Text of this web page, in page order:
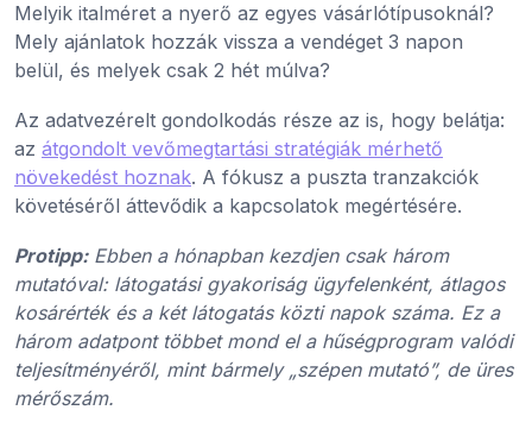
Melyik italméret a nyerő az egyes vásárlótípusoknál?
Mely ajánlatok hozzák vissza a vendéget 3 napon
belül, és melyek csak 2 hét múlva?
Az adatvezérelt gondolkodás része az is, hogy belátja:
az átgondolt vevőmegtartási stratégiák mérhető
növekedést hoznak. A fókusz a puszta tranzakciók
követéséről áttevődik a kapcsolatok megértésére.
Protipp: Ebben a hónapban kezdjen csak három
mutatóval: látogatási gyakoriság ügyfelenként, átlagos
kosárérték és a két látogatás közti napok száma. Ez a
három adatpont többet mond el a hűségprogram valódi
teljesítményéről, mint bármely „szépen mutató”, de üres
mérőszám.